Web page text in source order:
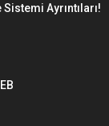
Ayrıntıları!